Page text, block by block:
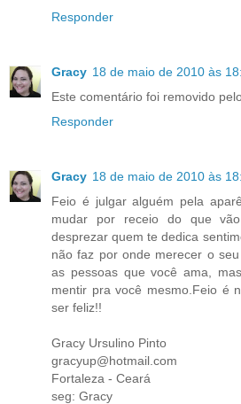
Responder
Gracy 18 de maio de 2010 às
Este comentário foi removido
Responder
Gracy 18 de maio de 2010 às
Feio é julgar alguém pela
mudar por receio do que
desprezar quem te dedica
não faz por onde merecer o
as pessoas que você ama,
mentir pra você mesmo.Feio é
ser feliz!!
Gracy Ursulino Pinto
gracyup@hotmail.com
Fortaleza - Ceará
seg: Gracy